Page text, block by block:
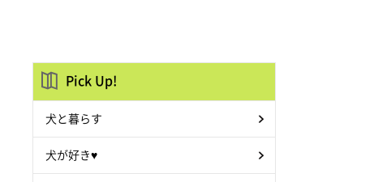
Pick Up!
犬と暮らす
犬が好き♥